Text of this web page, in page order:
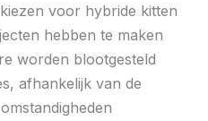
voor hybride kitten
hebben te maken
worden blootgesteld
afhankelijk van de